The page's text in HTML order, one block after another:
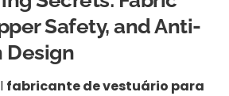
Safety, and Anti-
Design
fabricante de vestuário para